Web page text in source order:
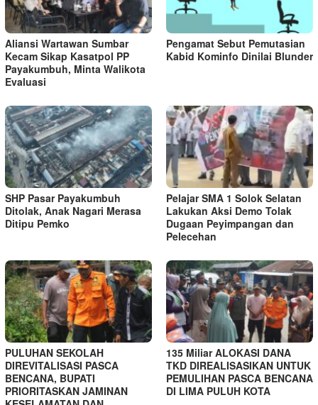
Aliansi Wartawan Sumbar
Kecam Sikap Kasatpol PP
Payakumbuh, Minta Walikota
Evaluasi
Pengamat Sebut Pemutasian
Kabid Kominfo Dinilai Blunder
SHP Pasar Payakumbuh
Ditolak, Anak Nagari Merasa
Ditipu Pemko
Pelajar SMA 1 Solok Selatan
Lakukan Aksi Demo Tolak
Dugaan Peyimpangan dan
Pelecehan
PULUHAN SEKOLAH
DIREVITALISASI PASCA
BENCANA, BUPATI
PRIORITASKAN JAMINAN
135 Miliar ALOKASI DANA
TKD DIREALISASIKAN UNTUK
PEMULIHAN PASCA BENCANA
DI LIMA PULUH KOTA